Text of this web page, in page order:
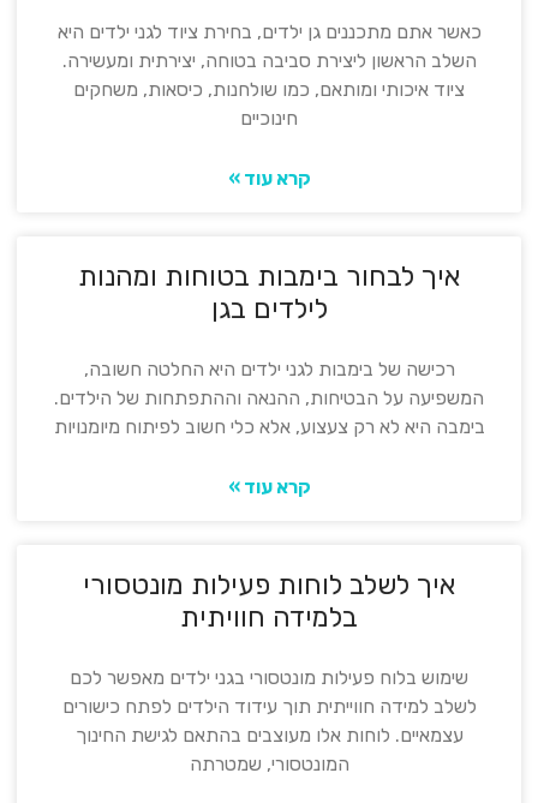
כאשר אתם מתכננים גן ילדים, בחירת ציוד לגני ילדים היא
השלב הראשון ליצירת סביבה בטוחה, יצירתית ומעשירה.
ציוד איכותי ומותאם, כמו שולחנות, כיסאות, משחקים
חינוכיים
קרא עוד »
איך לבחור בימבות בטוחות ומהנות
לילדים בגן
רכישה של בימבות לגני ילדים היא החלטה חשובה,
המשפיעה על הבטיחות, ההנאה וההתפתחות של הילדים.
בימבה היא לא רק צעצוע, אלא כלי חשוב לפיתוח מיומנויות
קרא עוד »
איך לשלב לוחות פעילות מונטסורי
בלמידה חוויתית
שימוש בלוח פעילות מונטסורי בגני ילדים מאפשר לכם
לשלב למידה חווייתית תוך עידוד הילדים לפתח כישורים
עצמאיים. לוחות אלו מעוצבים בהתאם לגישת החינוך
המונטסורי, שמטרתה